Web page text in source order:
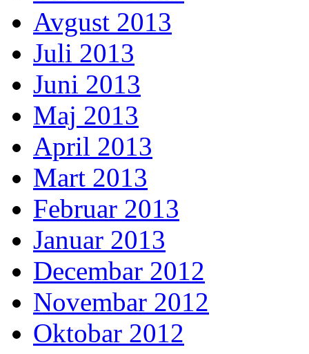
Avgust 2013
Juli 2013
Juni 2013
Maj 2013
April 2013
Mart 2013
Februar 2013
Januar 2013
Decembar 2012
Novembar 2012
Oktobar 2012